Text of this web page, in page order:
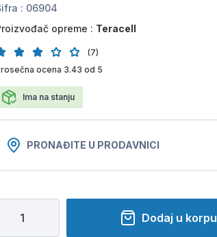
: 06904
opreme : Teracell
(7)
ocena 3.43 od 5
Ima na stanju
PRONAĐITE U PRODAVNICI
Dodaj u korpu